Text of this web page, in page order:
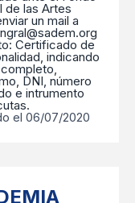
de las Artes
un mail a
Certificado de
indicando
DNI, número
e intrumento
el 06/07/2020